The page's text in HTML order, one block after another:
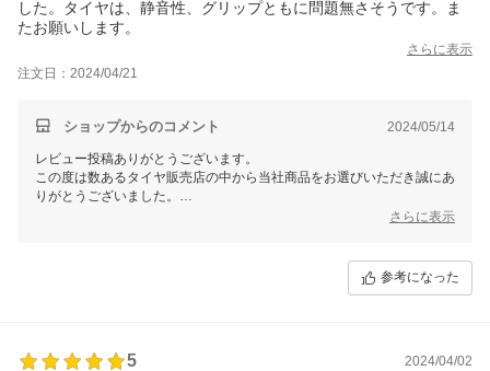
した。タイヤは、静音性、グリップともに問題無さそうです。ま
たお願いします。
さらに表示
注文日：2024/04/21
ショップからのコメント 2024/05/14
レビュー投稿ありがとうございます。
この度は数あるタイヤ販売店の中から当社商品をお選びいただき誠にあ
りがとうございました。
今後ともお客様に満足頂けるような対応・サービスをスタッフ一同努め
さらに表示
参考になった
5
2024/04/02